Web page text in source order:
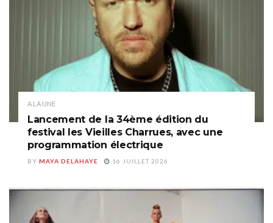
A LA UNE
Lancement de la 34ème édition du
festival les Vieilles Charrues, avec une
programmation électrique
BY MAYA DELAHAYE 16 JUILLET 2026